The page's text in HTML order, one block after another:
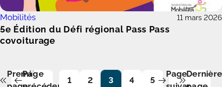
5e Édition du Défi régional Pass Pass
covoiturage
Mobilités 11 mars 2026
Première
Page
1 2 3 4 5
PageDernière